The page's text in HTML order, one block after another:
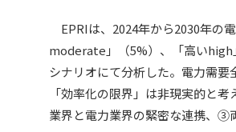
EPRIは、2024年から2030年の
moderate」（5%）、「高いhigh
シナリオにて分析した。電力需要
「効率化の限界」は非現実的と
業界と電力業界の緊密な連携、③